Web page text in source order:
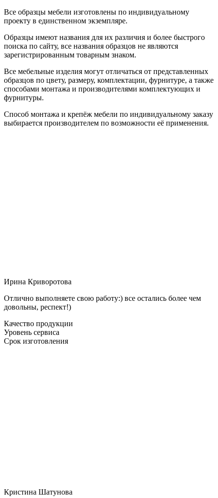
Все образцы мебели изготовлены по индивидуальному
проекту в единственном экземпляре.
Образцы имеют названия для их различия и более быстрого
поиска по сайту, все названия образцов не являются
зарегистрированным товарным знаком.
Все мебельные изделия могут отличаться от представленных
образцов по цвету, размеру, комплектации, фурнитуре, а также
способами монтажа и производителями комплектующих и
фурнитуры.
Способ монтажа и крепёж мебели по индивидуальному заказу
выбирается производителем по возможности её применения.
Ирина Криворотова
Отлично выполняете свою работу:) все остались более чем
довольны, респект!)
Качество продукции
Уровень сервиса
Срок изготовления
Кристина Шатунова